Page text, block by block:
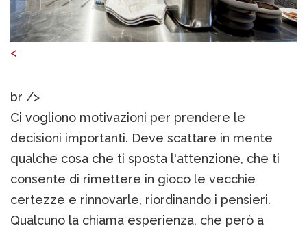
<
br />
Ci vogliono motivazioni per prendere le
decisioni importanti. Deve scattare in mente
qualche cosa che ti sposta l'attenzione, che ti
consente di rimettere in gioco le vecchie
certezze e rinnovarle, riordinando i pensieri.
Qualcuno la chiama esperienza, che però a